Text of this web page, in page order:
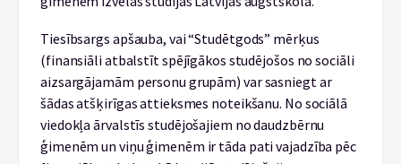
Tiesībsargs apšauba, vai “Studētgods” mērķus
(finansiāli atbalstīt spējīgākos studējošos no sociāli
aizsargājamām personu grupām) var sasniegt ar
šādas atšķirīgas attieksmes noteikšanu. No sociālā
viedokļa ārvalstīs studējošajiem no daudzbērnu
ģimenēm un viņu ģimenēm ir tāda pati vajadzība pēc